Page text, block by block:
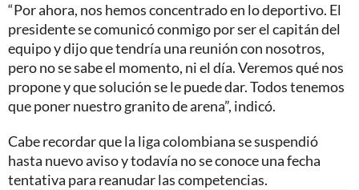
“Por ahora, nos hemos concentrado en lo deportivo. El
presidente se comunicó conmigo por ser el capitán del
equipo y dijo que tendría una reunión con nosotros,
pero no se sabe el momento, ni el día. Veremos qué nos
propone y que solución se le puede dar. Todos tenemos
que poner nuestro granito de arena”, indicó.
Cabe recordar que la liga colombiana se suspendió
hasta nuevo aviso y todavía no se conoce una fecha
tentativa para reanudar las competencias.